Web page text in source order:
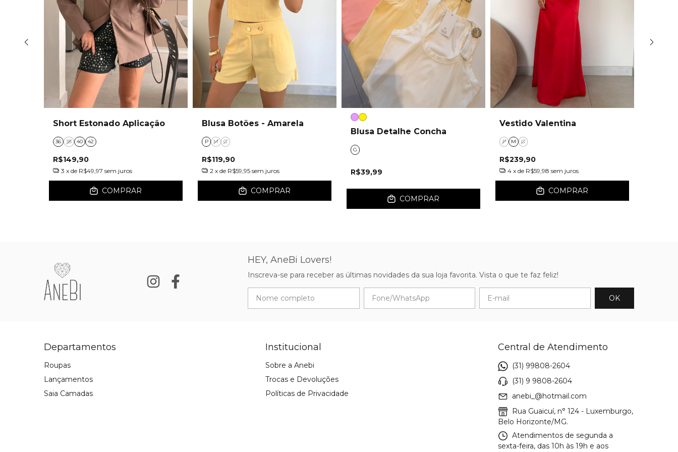
Short Estonado Aplicação
36 38 40 42
R$149,90
3 x de R$49,97 sem juros
COMPRAR
Blusa Botões - Amarela
P M G
R$119,90
2 x de R$59,95 sem juros
COMPRAR
Blusa Detalhe Concha
G
R$39,99
COMPRAR
Vestido Valentina
P M G
R$239,90
4 x de R$59,98 sem juros
COMPRAR
HEY, AneBi Lovers!
Inscreva-se para receber as últimas novidades da sua loja favorita. Vista o que te faz feliz!
Departamentos
Roupas
Lançamentos
Saia Camadas
Institucional
Sobre a Anebi
Trocas e Devoluções
Políticas de Privacidade
Central de Atendimento
(31) 99808-2604
(31) 9 9808-2604
anebi_@hotmail.com
Rua Guaicuí, n° 124 - Luxemburgo,
Belo Horizonte/MG.
Atendimentos de segunda a
sexta-feira, das 10h às 19h e aos